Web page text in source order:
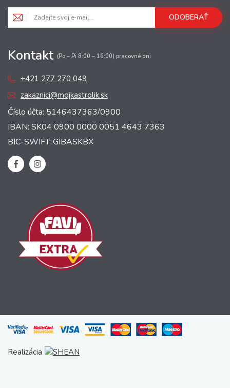
ODOBERAŤ
Kontakt (Po – Pi 8:00 – 16:00) pracovné dni
+421 277 270 049
zakaznici@mojkastrolik.sk
Číslo účta: 5146437363/0900
IBAN: SK04 0900 0000 0051 4643 7363
BIC-SWIFT: GIBASKBX
Realizácia